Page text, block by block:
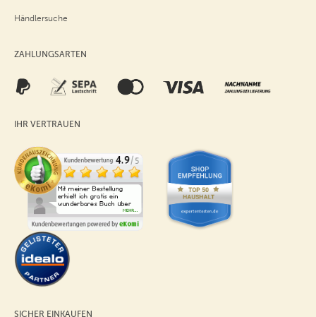
Händlersuche
ZAHLUNGSARTEN
IHR VERTRAUEN
SICHER EINKAUFEN